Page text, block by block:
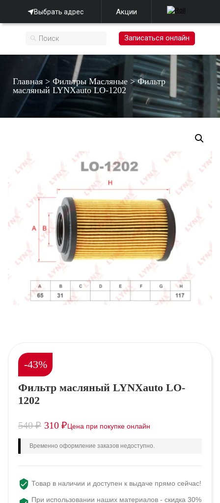
Выбрать адрес Акции
Записаться онлайн
Главная >Фильтры Масляные >Фильтр
масляный LYNXauto LO-1202
-43%
Фильтр масляный LYNXauto LO-
1202
540₽ 310 ₽
Временно оформление заказов недоступно.
Товар в наличии и доступен к выдаче прямо сейчас!
При использовании наших материалов - скидка 30%